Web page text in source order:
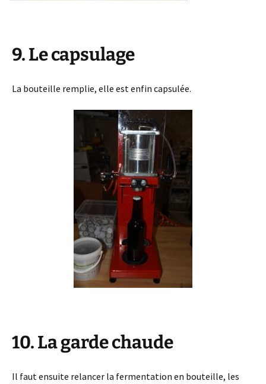
9. Le capsulage
La bouteille remplie, elle est enfin capsulée.
10. La garde chaude
Il faut ensuite relancer la fermentation en bouteille, les